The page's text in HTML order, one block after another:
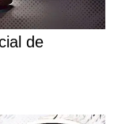
de